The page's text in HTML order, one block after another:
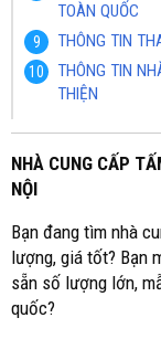
TOÀN QUỐC
THÔNG TIN
THÔNG TIN
THIỆN
NHÀ CUNG CẤP
NỘI
Bạn đang tìm nhà
lượng, giá tốt? Bạn
sẵn số lượng lớn,
quốc?